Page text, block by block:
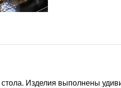
Изделия выполнены